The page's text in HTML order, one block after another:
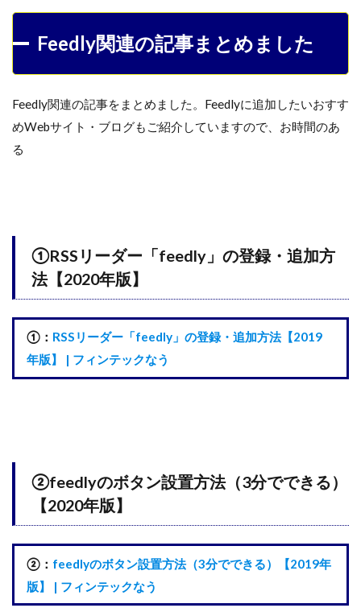
Feedly関連の記事まとめました
Feedly関連の記事をまとめました。Feedlyに追加したいおすす
めWebサイト・ブログもご紹介していますので、お時間のあ
る
①RSSリーダー「feedly」の登録・追加方
法【2020年版】
①： RSSリーダー「feedly」の登録・追加方法【2019
年版】 | フィンテックなう
②feedlyのボタン設置方法（3分でできる）
【2020年版】
②： feedlyのボタン設置方法（3分でできる）【2019年
版】 | フィンテックなう